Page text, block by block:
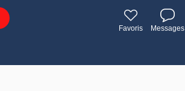
Favoris Messages